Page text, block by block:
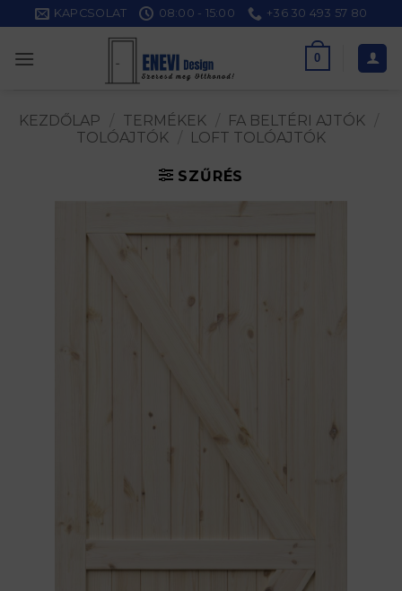
to
content
KAPCSOLAT 08:00 - 15:00 +36 30 493 57 80
0
KEZDŐLAP TERMÉKEK FA BELTÉRI AJTÓK
TOLÓAJTÓK
LOFT TOLÓAJTÓK
SZŰRÉS